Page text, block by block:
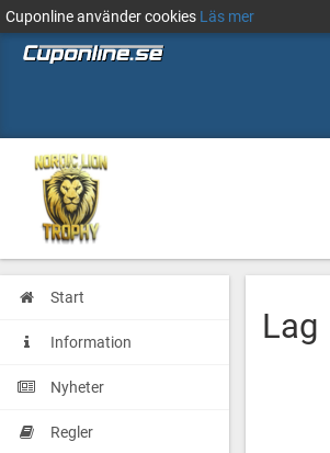
Cuponline använder cookies Läs mer
Start
Information
Nyheter
Regler
Lag